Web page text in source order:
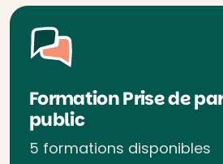
Formation Prise de
public
5 formations disponibles